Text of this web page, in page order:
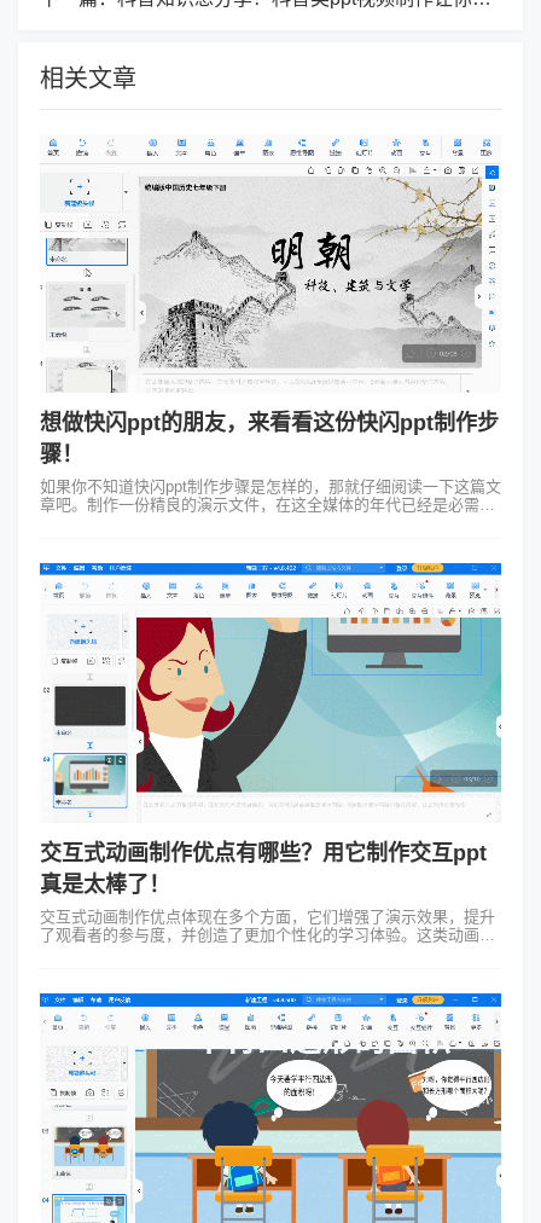
相关文章
想做快闪ppt的朋友，来看看这份快闪ppt制作步
骤！
如果你不知道快闪ppt制作步骤是怎样的，那就仔细阅读一下这篇文
章吧。制作一份精良的演示文件，在这全媒体的年代已经是必需的
交互式动画制作优点有哪些？用它制作交互ppt
真是太棒了！
交互式动画制作优点体现在多个方面，它们增强了演示效果，提升
了观看者的参与度，并创造了更加个性化的学习体验。这类动画通